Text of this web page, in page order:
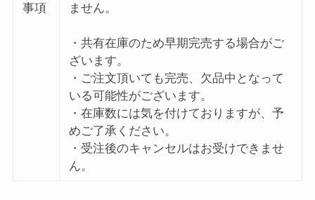
事項
ません。
・共有在庫のため早期完売する場合がご
ざいます。
・ご注文頂いても完売、欠品中となって
いる可能性がございます。
・在庫数には気を付けておりますが、予
めご了承ください。
・受注後のキャンセルはお受けできませ
ん。